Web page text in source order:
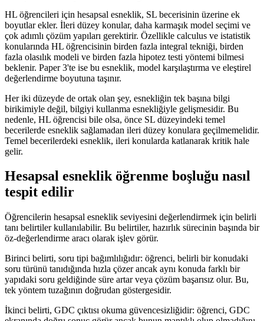
HL öğrencileri için hesapsal esneklik, SL becerisinin üzerine ek
boyutlar ekler. İleri düzey konular, daha karmaşık model seçimi ve
çok adımlı çözüm yapıları gerektirir. Özellikle calculus ve istatistik
konularında HL öğrencisinin birden fazla integral tekniği, birden
fazla olasılık modeli ve birden fazla hipotez testi yöntemi bilmesi
beklenir. Paper 3'te ise bu esneklik, model karşılaştırma ve eleştirel
değerlendirme boyutuna taşınır.
Her iki düzeyde de ortak olan şey, esnekliğin tek başına bilgi
birikimiyle değil, bilgiyi kullanma esnekliğiyle gelişmesidir. Bu
nedenle, HL öğrencisi bile olsa, önce SL düzeyindeki temel
becerilerde esneklik sağlamadan ileri düzey konulara geçilmemelidir.
Temel becerilerdeki esneklik, ileri konularda katlanarak kritik hale
gelir.
Hesapsal esneklik öğrenme boşluğu nasıl
tespit edilir
Öğrencilerin hesapsal esneklik seviyesini değerlendirmek için belirli
tanı belirtiler kullanılabilir. Bu belirtiler, hazırlık sürecinin başında bir
öz-değerlendirme aracı olarak işlev görür.
Birinci belirti, soru tipi bağımlılığıdır: öğrenci, belirli bir konudaki
soru türünü tanıdığında hızla çözer ancak aynı konuda farklı bir
yapıdaki soru geldiğinde süre artar veya çözüm başarısız olur. Bu,
tek yöntem tuzağının doğrudan göstergesidir.
İkinci belirti, GDC çıktısı okuma güvencesizliğidir: öğrenci, GDC